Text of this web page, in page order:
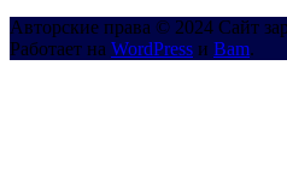
Авторские права © 2024 Сайт
Работает на WordPress и Bam.